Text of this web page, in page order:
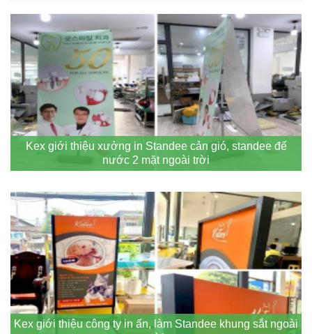
Kex giới thiệu xưởng in Standee cản gió, standee đế
nước 2 mặt ngoài trời
Kex giới thiệu công ty in ấn, làm Standee khung sắt ngoài